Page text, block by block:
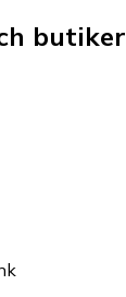
butiker